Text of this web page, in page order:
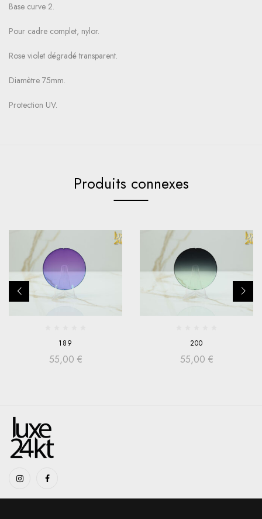
Base curve 2.
Pour cadre complet, nylor.
Rose violet dégradé transparent.
Diamètre 75mm.
Protection UV.
Produits connexes
189
55,00 €
200
55,00 €